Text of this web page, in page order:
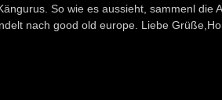
So wie es aussieht, sammenl die
nach good old europe. Liebe